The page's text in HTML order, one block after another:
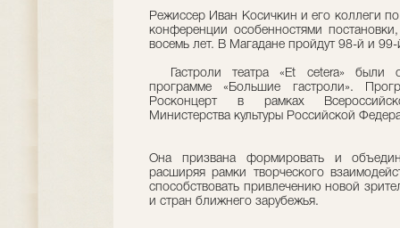
Режиссер Иван Косичкин и его коллеги
конференции особенностями
восемь лет. В Магадане пройдут 98-й и
Гастроли театра «Et сetera» были
программе «Большие гастроли».
Росконцерт в рамках
Министерства культуры Российской
Она призвана формировать и
расширяя рамки творческого
способствовать привлечению новой
и стран ближнего зарубежья.